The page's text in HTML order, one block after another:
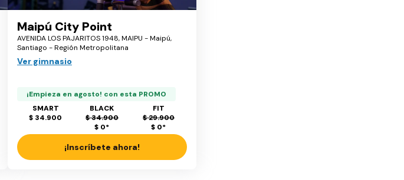
Maipú City Point
AVENIDA LOS PAJARITOS 1948, MAIPU - Maipú,
Santiago - Región Metropolitana
Ver gimnasio
¡Empieza en agosto! con esta PROMO
SMART
$ 34.900
BLACK
$ 34.900
$ 0*
FIT
$ 29.900
$ 0*
¡Inscríbete ahora!